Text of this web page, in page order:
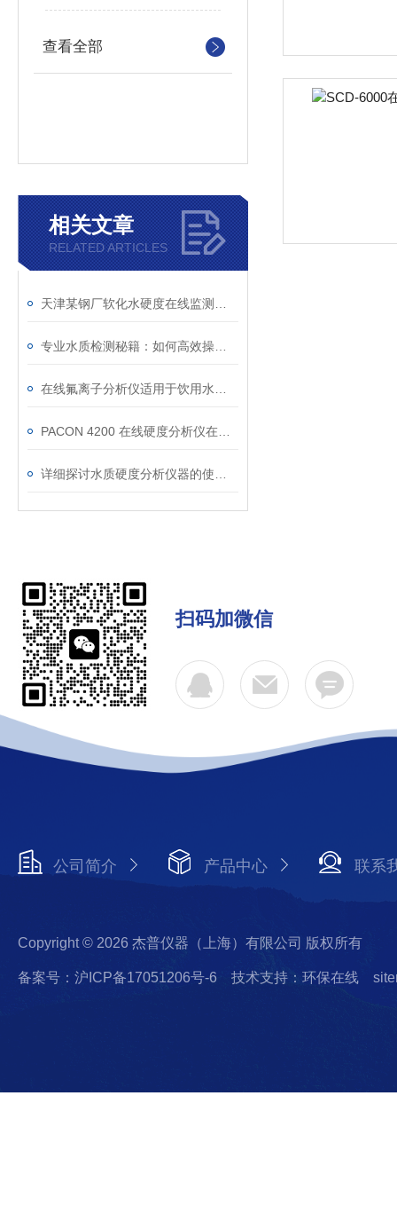
查看全部
相关文章
RELATED ARTICLES
扫码加微信
公司简介 产品中心 联系
Copyright © 2026 杰普仪器（上海）有限公司 版权所有
备案号：沪ICP备17051206号-6 技术支持：环保在线